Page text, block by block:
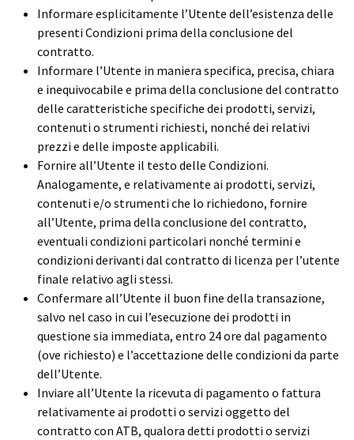
Informare esplicitamente l’Utente dell’esistenza delle
presenti Condizioni prima della conclusione del
contratto.
Informare l’Utente in maniera specifica, precisa, chiara
e inequivocabile e prima della conclusione del contratto
delle caratteristiche specifiche dei prodotti, servizi,
contenuti o strumenti richiesti, nonché dei relativi
prezzi e delle imposte applicabili.
Fornire all’Utente il testo delle Condizioni.
Analogamente, e relativamente ai prodotti, servizi,
contenuti e/o strumenti che lo richiedono, fornire
all’Utente, prima della conclusione del contratto,
eventuali condizioni particolari nonché termini e
condizioni derivanti dal contratto di licenza per l’utente
finale relativo agli stessi.
Confermare all’Utente il buon fine della transazione,
salvo nel caso in cui l’esecuzione dei prodotti in
questione sia immediata, entro 24 ore dal pagamento
(ove richiesto) e l’accettazione delle condizioni da parte
dell’Utente.
Inviare all’Utente la ricevuta di pagamento o fattura
relativamente ai prodotti o servizi oggetto del
contratto con ATB, qualora detti prodotti o servizi